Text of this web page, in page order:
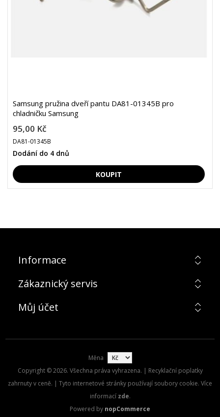
Samsung pružina dveří pantu DA81-01345B pro
chladničku Samsung
95,00 Kč
DA81-01345B
Dodání do 4 dnů
Informace
Zákaznický servis
Můj účet
Měna
Copyright © 2026. Všechna práva vyhrazena. | Recyklační poplatky
zahrnuty v ceně. | Tyto internetové stránky používají soubory cookie. Více
informací zde.
Powered by nopCommerce